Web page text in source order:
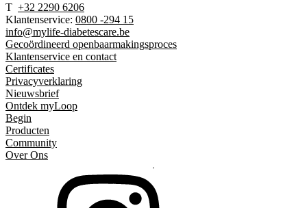
T +32 2290 6206
Klantenservice: 0800 -294 15
info@mylife-diabetescare.be
Gecoördineerd openbaarmakingsproces
Klantenservice en contact
Certificates
Privacyverklaring
Nieuwsbrief
Ontdek myLoop
Begin
Producten
Community
Over Ons